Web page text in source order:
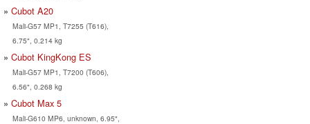
Cubot A20
Mali-G57 MP1, T7255 (T616),
6.75", 0.214 kg
Cubot KingKong ES
Mali-G57 MP1, T7200 (T606),
6.56", 0.268 kg
Cubot Max 5
Mali-G610 MP6, unknown, 6.95",